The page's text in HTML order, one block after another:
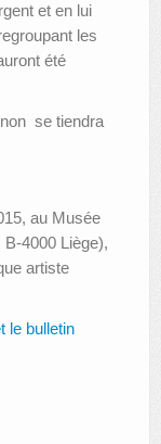
et en lui
les
été
se tiendra
au Musée
4000 Liège),
artiste
le bulletin